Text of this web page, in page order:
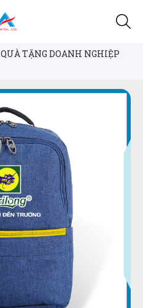
QUÀ TẶNG DOANH NGHIỆP